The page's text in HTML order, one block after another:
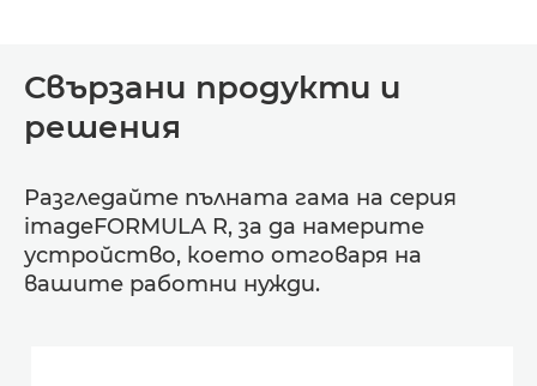
Свързани продукти и
решения
Разгледайте пълната гама на серия
imageFORMULA R, за да намерите
устройство, което отговаря на
вашите работни нужди.